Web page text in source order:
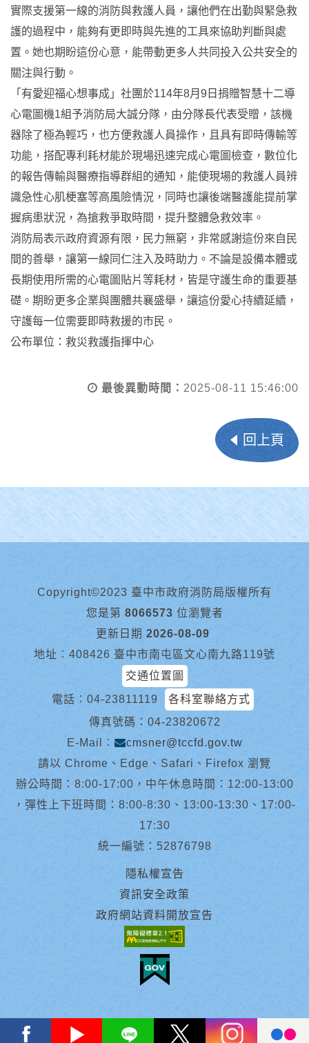
實際支援第一線的消防與救護人員，讓他們在出勤與緊急救
護的過程中，能夠有更即時與先進的工具來協助判斷與處
置。她也期盼這份心意，能帶動更多人共同投入公共安全的
關注與行動。
「有愛迎福心想事成」社團於114年8月9日捐贈智慧十二導
心電圖機1組予消防局大誠分隊，由分隊長代表受贈，該機
器除了極為輕巧，也方便救護人員操作，且具有即時傳輸等
功能，搭配專利耗材能於現場迅速完成心電圖檢查，數位化
的報告傳輸與醫療指導群組的通知，能使現場的救護人員辨
識急性心肌梗塞等高風險情況，同時也讓後端醫護能提前掌
握病患狀況，為搶救爭取時間，提升整體急救效率。
消防局表示政府資源有限，民力無窮，非常感謝這份來自民
間的善舉，讓第一線同仁注入及時助力。不論是設備本體或
長期使用所需的心電圖貼片等耗材，皆是守護生命的重要基
礎。期盼更多企業與團體共襄盛舉，讓這份愛心持續延續，
守護每一位需要即時救援的市民。
公布單位：救災救護指揮中心
最後異動時間： 2025-08-11 15:46:00
回上頁
Copyright©2023 臺中市政府消防局版權所有
您是第 8066573 位瀏覽者
更新日期 2026-08-09
地址︰408426 臺中市南屯區文心南九路119號
交通位置圖
電話︰ 04-23811119
各科室聯絡方式
傳真號碼：04-23820672
E-Mail︰
cmsner@tccfd.gov.tw
請以 Chrome、Edge、Safari、Firefox 瀏覽
辦公時間：8:00-17:00，中午休息時間：12:00-13:00
，彈性上下班時間：8:00-8:30、13:00-13:30、17:00-
17:30
統一編號：52876798
隱私權宣告
資訊安全政策
政府網站資料開放宣告
facebook youtube Line X instagram